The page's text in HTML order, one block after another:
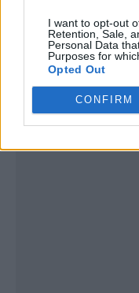
I want to opt-out
Retention, Sale,
Personal Data
Purposes for
Opted Out
CONFIRM